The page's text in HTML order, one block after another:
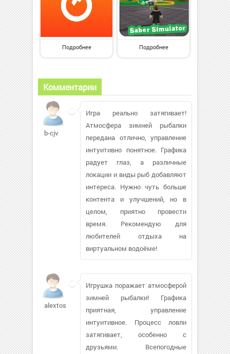
Подробнее Подробнее
Комментарии
b-cjv
Игра реально затягивает!
Атмосфера зимней рыбалки
передана отлично, управление
интуитивно понятное. Графика
радует глаз, а различные
локации и виды рыб добавляют
интереса. Нужно чуть больше
контента и улучшений, но в
целом, приятно провести
время. Рекомендую для
любителей отдыха на
виртуальном водоёме!
alextos
Игрушка поражает атмосферой
зимней рыбалки! Графика
приятная, управление
интуитивное. Процесс ловли
затягивает, особенно с
друзьями. Всепогодные